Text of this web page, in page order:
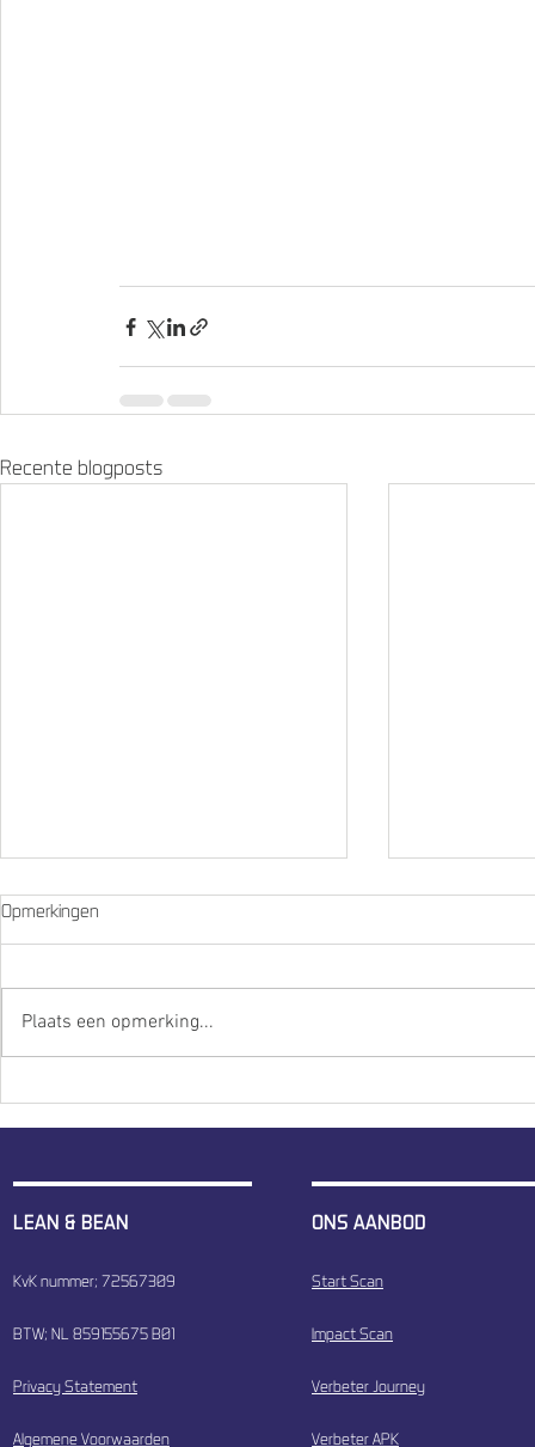
Recente blogposts
Opmerkingen
Plaats een opmerking...
LEAN & BEAN
KvK nummer; 72567309
BTW; NL 859155675 B01
Privacy Statement
Algemene Voorwaarden
ONS AANBOD
Start Scan
Impact Scan
Verbeter Journey
Verbeter APK